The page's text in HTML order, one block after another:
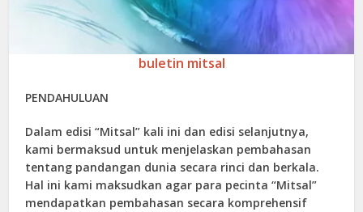
buletin mitsal
PENDAHULUAN
Dalam edisi “Mitsal” kali ini dan edisi selanjutnya,
kami bermaksud untuk menjelaskan pembahasan
tentang pandangan dunia secara rinci dan berkala.
Hal ini kami maksudkan agar para pecinta “Mitsal”
mendapatkan pembahasan secara komprehensif